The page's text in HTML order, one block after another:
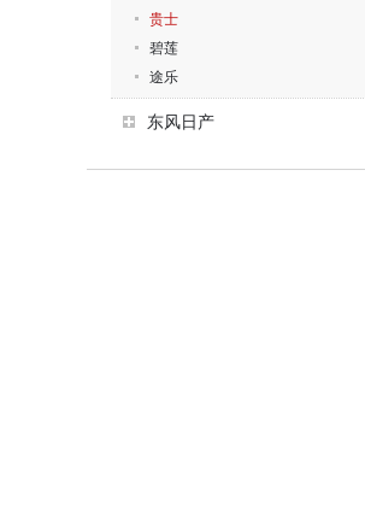
贵士
碧莲
途乐
东风日产